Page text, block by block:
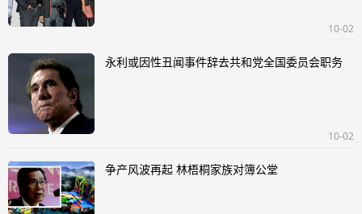
10-02
永利或因性丑闻事件辞去共和党全国委员会职务
10-02
争产风波再起 林梧桐家族对簿公堂